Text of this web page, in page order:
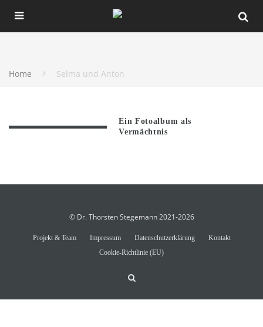
Home Selma und Anton
Ein Fotoalbum als
Vermächtnis
© Dr. Thorsten Stegemann 2021-2026
Projekt & Team Impressum Datenschutzerklärung
Kontakt
Cookie-Richtlinie (EU)